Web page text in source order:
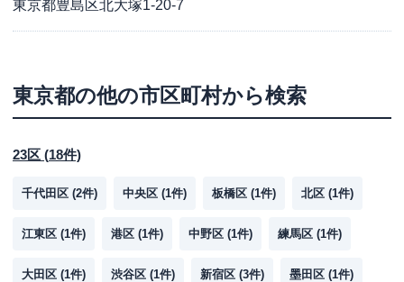
東京都豊島区北大塚1-20-7
東京都の他の市区町村から検索
23区 (18件)
千代田区 (2件) 中央区 (1件) 板橋区 (1件) 北区 (1件)
江東区 (1件) 港区 (1件) 中野区 (1件) 練馬区 (1件)
大田区 (1件) 渋谷区 (1件) 新宿区 (3件) 墨田区 (1件)